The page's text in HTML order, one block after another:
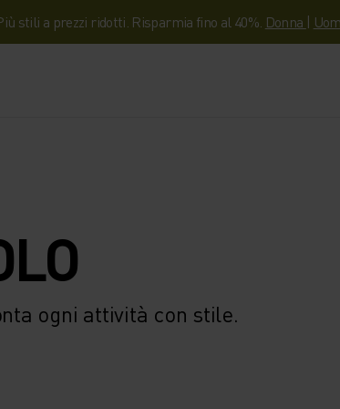
stili a prezzi ridotti. Risparmia fino al 40%. Donna |
ogni attività con stile.